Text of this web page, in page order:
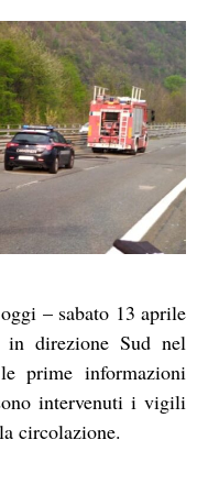
– sabato 13 aprile
in direzione Sud nel
prime informazioni
intervenuti i vigili
circolazione.